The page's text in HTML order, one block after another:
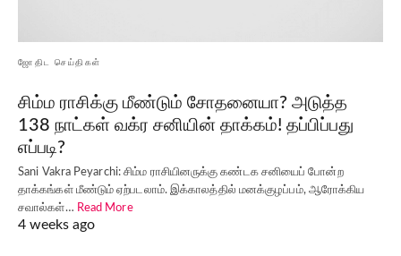
ஜோதிட செய்திகள்
சிம்ம ராசிக்கு மீண்டும் சோதனையா? அடுத்த
138 நாட்கள் வக்ர சனியின் தாக்கம்! தப்பிப்பது
எப்படி?
Sani Vakra Peyarchi: சிம்ம ராசியினருக்கு கண்டக சனியைப் போன்ற
தாக்கங்கள் மீண்டும் ஏற்படலாம். இக்காலத்தில் மனக்குழப்பம், ஆரோக்கிய
சவால்கள்… Read More
4 weeks ago